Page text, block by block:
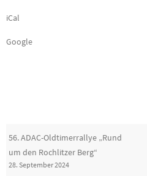
iCal
Google
56. ADAC-Oldtimerrallye „Rund
um den Rochlitzer Berg“
28. September 2024